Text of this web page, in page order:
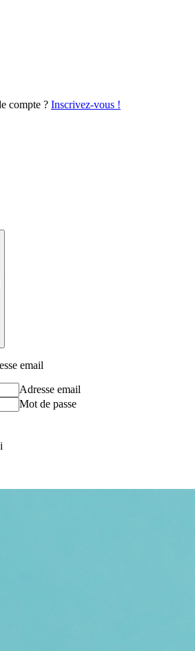
compte ? Inscrivez-vous !
email
Adresse email
Mot de passe